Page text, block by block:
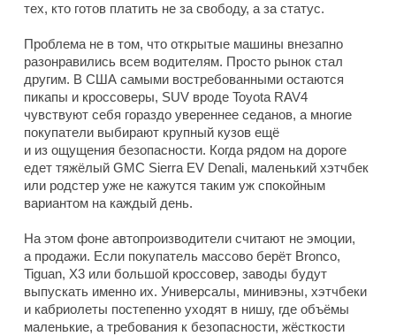
тех, кто готов платить не за свободу, а за статус.
Проблема не в том, что открытые машины внезапно
разонравились всем водителям. Просто рынок стал
другим. В США самыми востребованными остаются
пикапы и кроссоверы, SUV вроде Toyota RAV4
чувствуют себя гораздо увереннее седанов, а многие
покупатели выбирают крупный кузов ещё
и из ощущения безопасности. Когда рядом на дороге
едет тяжёлый GMC Sierra EV Denali, маленький хэтчбек
или родстер уже не кажутся таким уж спокойным
вариантом на каждый день.
На этом фоне автопроизводители считают не эмоции,
а продажи. Если покупатель массово берёт Bronco,
Tiguan, X3 или большой кроссовер, заводы будут
выпускать именно их. Универсалы, минивэны, хэтчбеки
и кабриолеты постепенно уходят в нишу, где объёмы
маленькие, а требования к безопасности, жёсткости